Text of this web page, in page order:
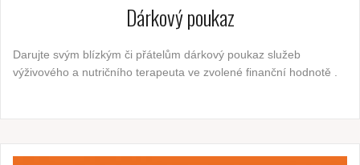
Dárkový poukaz
Darujte svým blízkým či přátelům dárkový poukaz služeb
výživového a nutričního terapeuta ve zvolené finanční hodnotě .